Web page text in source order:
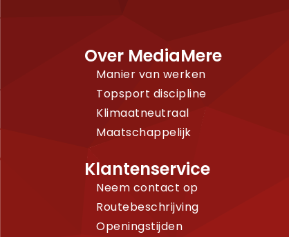
Over MediaMere
Manier van werken
Topsport discipline
Klimaatneutraal
Maatschappelijk
Klantenservice
Neem contact op
Routebeschrijving
Openingstijden